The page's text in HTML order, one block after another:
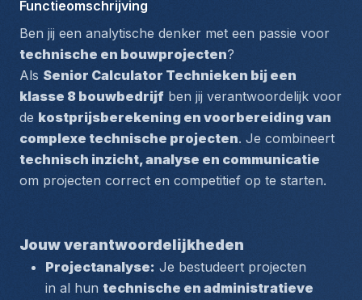
Functieomschrijving
technische en bouwprojecten?
Als Senior Calculator Technieken bij een
klasse 8 bouwbedrijf ben jij verantwoordelijk voor
de kostprijsberekening en voorbereiding van
complexe technische projecten
technisch inzicht, analyse en communicatie
om projecten correct en competitief op te starten.
Jouw verantwoordelijkheden
Projectanalyse: Je bestudeert projecten
in al hun technische en administratieve